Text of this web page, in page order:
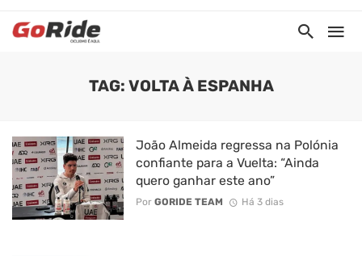
TAG: VOLTA À ESPANHA
João Almeida regressa na Polónia
confiante para a Vuelta: “Ainda
quero ganhar este ano”
Por GORIDE TEAM Há 3 dias